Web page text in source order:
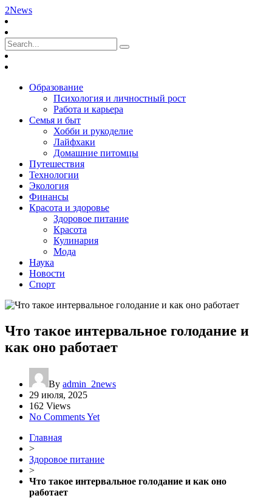
2News
Образование
Психология и личностный рост
Работа и карьера
Семья и быт
Хобби и рукоделие
Лайфхаки
Домашние питомцы
Путешествия
Технологии
Экология
Финансы
Красота и здоровье
Здоровое питание
Красота
Кулинария
Мода
Наука
Новости
Спорт
Что такое интервальное голодание и
как оно работает
By admin_2news
29 июля, 2025
162 Views
No Comments Yet
Главная
>
Здоровое питание
>
Что такое интервальное голодание и как оно
работает